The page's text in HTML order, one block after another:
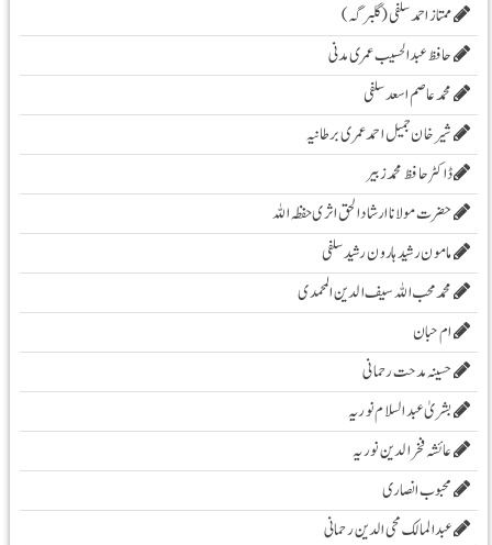
ممتاز احمد سلفی (گلبرگہ)
حافظ عبدالحسیب عمری مدنی
محمد عاصم اسعد سلفی
شیرخان جمیل احمد عمری برطانیہ
ڈاکٹر حافظ محمد زبیر
حضرت مولانا ارشادا لحق اثری حفظہ اللہ
مامون رشید ہارون رشید سلفی
محمد محب اللہ سیف الدین المحمدی
ام حبان
حسینہ مدحت رحمانی
بشریٰ عبد السلام نوریہ
عائشہ فخرالدین نوریہ
محبوب انصاری
عبدالمالک محی الدین رحمانی